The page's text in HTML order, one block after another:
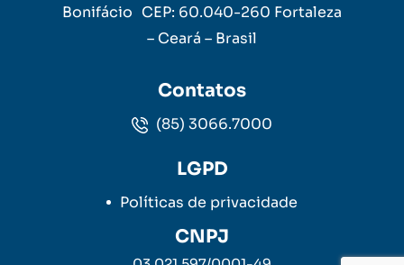
Bonifácio CEP: 60.040-260 Fortaleza
– Ceará – Brasil
Contatos
(85) 3066.7000
LGPD
Políticas de privacidade
CNPJ